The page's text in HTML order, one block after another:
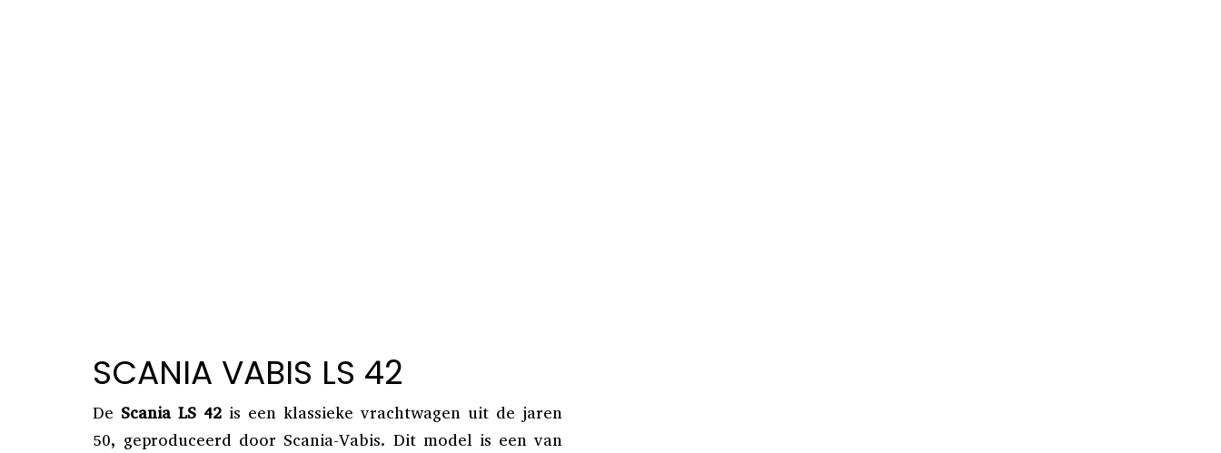
SCANIA VABIS LS 42
De Scania LS 42 is een klassieke vrachtwagen uit de jaren
50, geproduceerd door Scania-Vabis. Dit model is een van